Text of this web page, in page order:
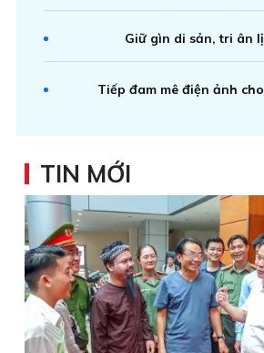
Giữ gìn di sản, tri ân
Tiếp đam mê điện ảnh
TIN MỚI